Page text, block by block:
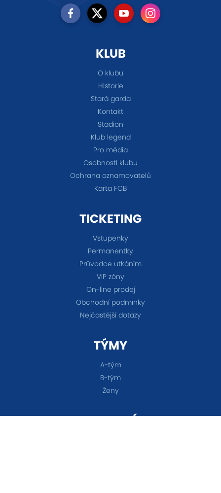
KLUB
O klubu
Historie
Stará garda
Kontakt
Stadion
Klub legend
Pro média
Osobnosti klubu
Ochrana oznamovatelů
Karta FCB
TICKETING
Vstupenky
Permanentky
Průvodce utkáním
VIP zóny
On-line prodej
Obchodní podmínky
Nejčastější dotazy
TÝMY
A-tým
B-tým
Ženy
OSTATNÍ